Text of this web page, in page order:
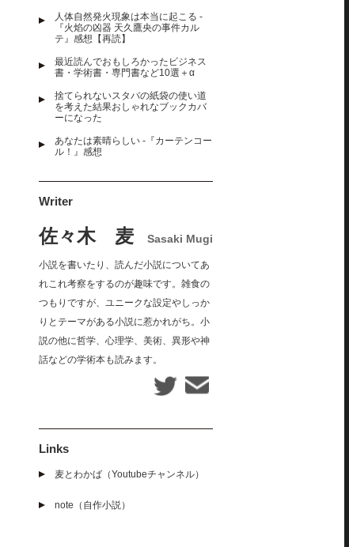
人体自然発火現象は本当に起こる -
『火焰の凶器 天久鷹央の事件カル
テ』感想【再読】
最近読んでおもしろかったビジネス
書・学術書・専門書など10選＋α
捨てられないスタバの紙袋の使い道
を考えた結果おしゃれなブックカバ
ーになった
あなたは素晴らしい -『カーテンコー
ル！』感想
Writer
佐々木 麦 Sasaki Mugi
小説を書いたり、読んだ小説についてあ
れこれ考察をするのが趣味です。雑食の
つもりですが、ユニークな設定やしっか
りとテーマがある小説に惹かれがち。小
説の他に哲学、心理学、美術、異形や神
話などの学術本も読みます。
Links
麦とわかば（Youtubeチャンネル）
note（自作小説）